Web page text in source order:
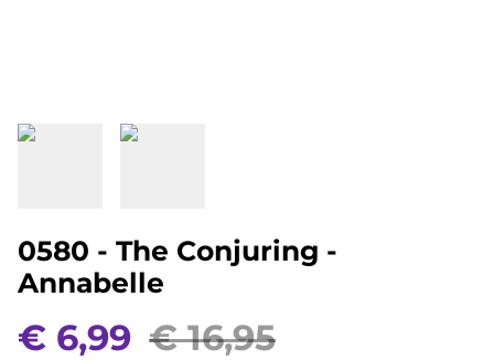
0580 - The Conjuring -
Annabelle
€ 6,99 € 16,95